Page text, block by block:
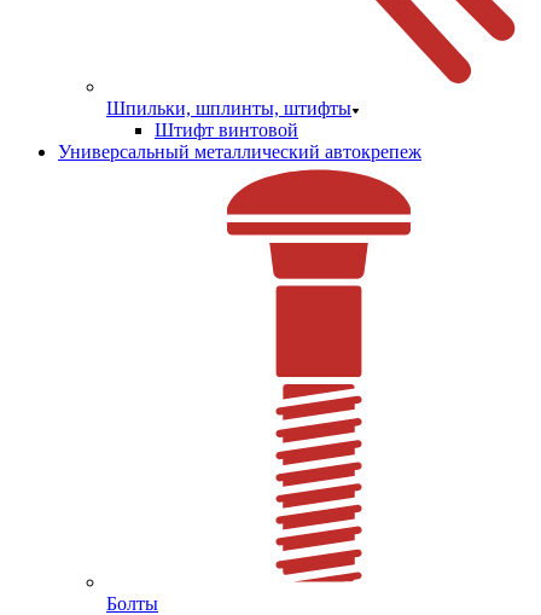
Шпильки, шплинты, штифты
Штифт винтовой
Универсальный металлический автокрепеж
Болты